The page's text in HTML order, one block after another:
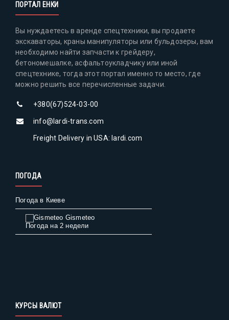
ПОРТАЛ ЕНКИ
Вы нуждаетесь в аренде спецтехники, вы продаете
экскаваторы, краны манипуляторы или бульдозеры, вам
необходимо найти запчасти к грейдеру,
бетономешалке, асфальтоукладчику или иной
спецтехнике, тогда этот портал именно то место, где
можно решить все перечисленные задачи.
+380(67)524-03-00
info@lardi-trans.com
Freight Delivery in USA: lardi.com
ПОГОДА
Погода в Киеве
Gismeteo
Погода на 2 недели
КУРСЫ ВАЛЮТ